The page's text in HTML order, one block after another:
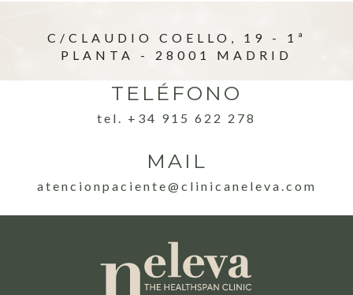
C/CLAUDIO COELLO, 19 - 1ª
PLANTA - 28001 MADRID
TELÉFONO
tel. +34 915 622 278
MAIL
atencionpaciente@clinicaneleva.com